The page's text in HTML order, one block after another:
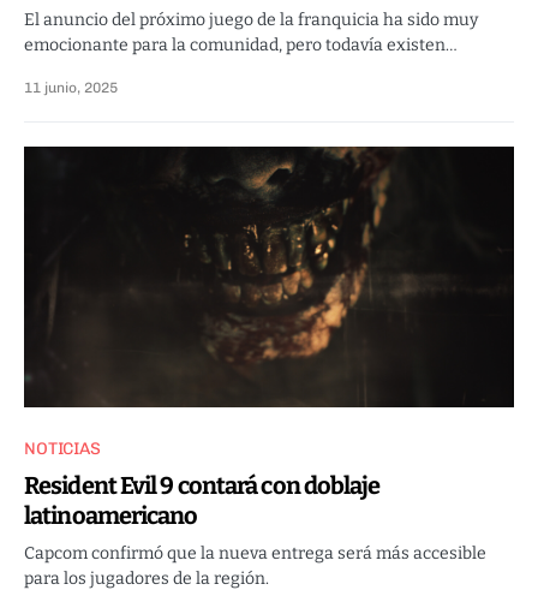
El anuncio del próximo juego de la franquicia ha sido muy
emocionante para la comunidad, pero todavía existen…
11 junio, 2025
NOTICIAS
Resident Evil 9 contará con doblaje
latinoamericano
Capcom confirmó que la nueva entrega será más accesible
para los jugadores de la región.